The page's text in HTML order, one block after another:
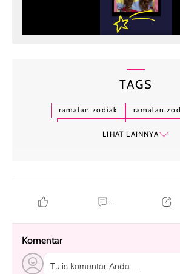
TAGS
ramalan zodiak
ramalan
LIHAT LAINNYA
...
Komentar
Tulis komentar Anda....